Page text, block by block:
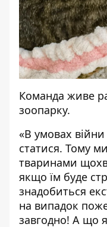
Команда живе
зоопарку.
«В умовах
статися. Тому
тваринами
якщо їм буде
знадобиться
на випадок
завгодно! А що